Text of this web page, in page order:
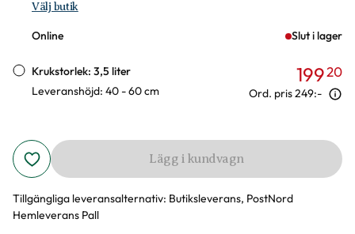
Välj butik
Online Slut i lager
Krukstorlek: 3,5 liter
Leveranshöjd: 40 - 60 cm
19920
Ord. pris249:-
Lägg i kundvagn
Tillgängliga leveransalternativ: Butiksleverans, PostNord
Hemleverans Pall